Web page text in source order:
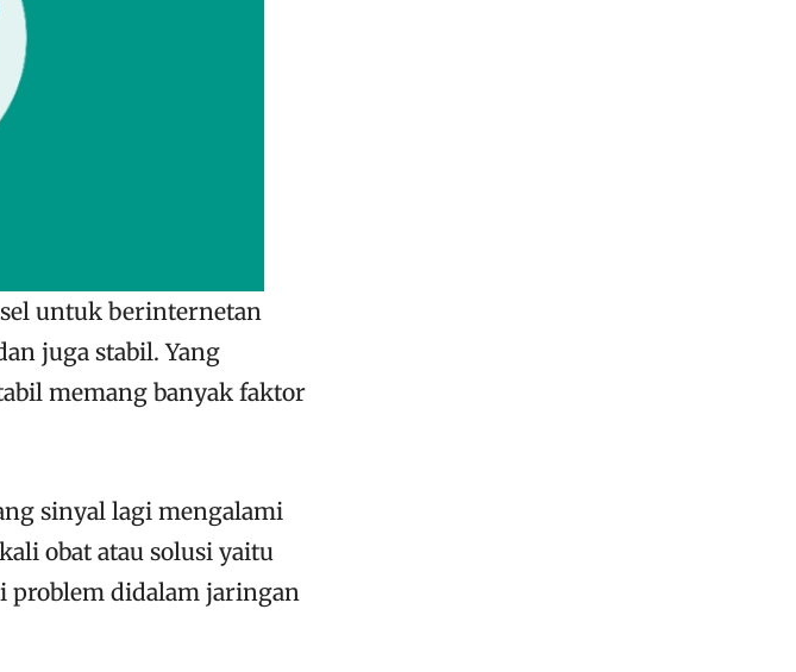
untuk berinternetan
juga stabil. Yang
memang banyak faktor
sinyal lagi mengalami
obat atau solusi yaitu
problem didalam jaringan